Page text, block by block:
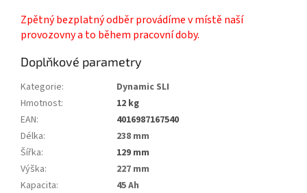
Zpětný bezplatný odběr provádíme v místě naší
provozovny a to během pracovní doby.
Doplňkové parametry
Kategorie:
Dynamic SLI
Hmotnost:
12 kg
EAN:
4016987167540
Délka:
238 mm
Šířka:
129 mm
Výška:
227 mm
Kapacita:
45 Ah